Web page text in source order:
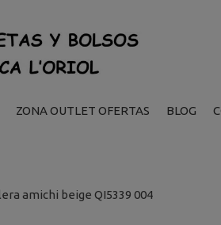
ZONA OUTLET OFERTAS BLOG
amichi beige QI5339 004